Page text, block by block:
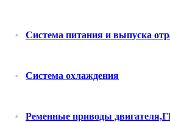
Система питания и выпуска
Система охлаждения
Ременные приводы